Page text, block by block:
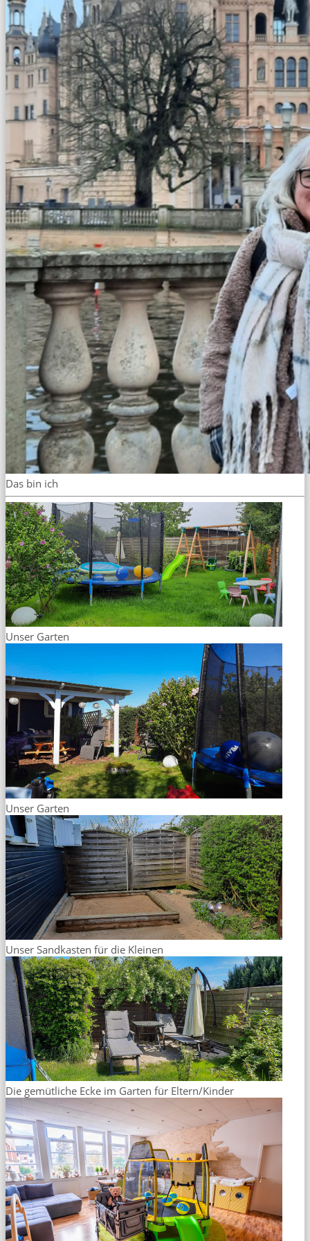
Das bin ich
Unser Garten
Unser Garten
Unser Sandkasten für die Kleinen
Die gemütliche Ecke im Garten für Eltern/Kinder